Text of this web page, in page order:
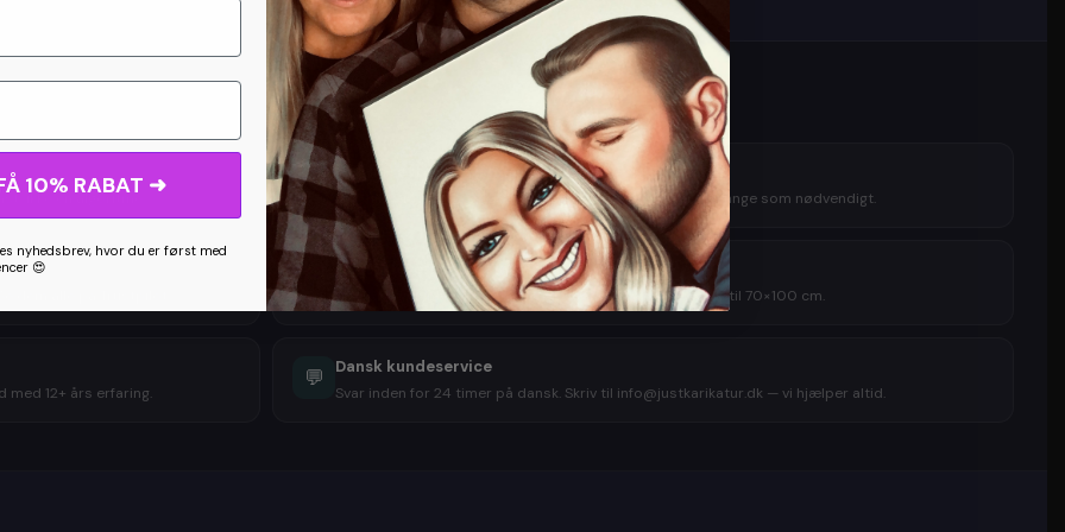
ikke en algoritme.
🔄 Gratis rettelser til du er tilfreds
Ikke tilfreds med udkastet? Vi retter gratis — så mange gange som nødvendigt.
dem alle på Trustpilot.
Digital levering i høj kvalitet
Modtag tegningen pr. mail i høj opløsning. Kan printes op til 70×100 cm.
med 12+ års erfaring.
💬 Dansk kundeservice
Svar inden for 24 timer på dansk. Skriv til info@justkarikatur.dk — vi hjælper altid.
10% RABAT ➜
nyhedsbrev, hvor du er først med
😍